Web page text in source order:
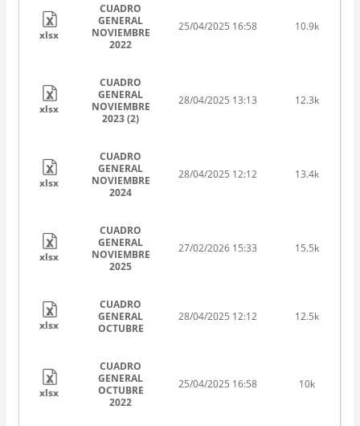
xlsx
CUADRO
GENERAL
NOVIEMBRE
2022
25/04/2025 16:58 10.9k
xlsx
CUADRO
GENERAL
NOVIEMBRE
2023 (2)
28/04/2025 13:13 12.3k
xlsx
CUADRO
GENERAL
NOVIEMBRE
2024
28/04/2025 12:12 13.4k
xlsx
CUADRO
GENERAL
NOVIEMBRE
2025
27/02/2026 15:33 15.5k
xlsx
CUADRO
GENERAL
OCTUBRE
28/04/2025 12:12 12.5k
xlsx
CUADRO
GENERAL
OCTUBRE
2022
25/04/2025 16:58 10k